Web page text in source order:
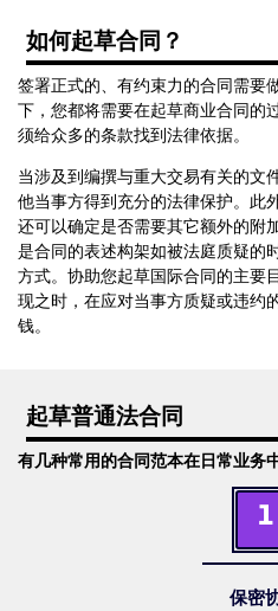
如何起草合同？
签署正式的、有约束力的合同需要
下，您都将需要在起草商业合同的
须给众多的条款找到法律依据。
当涉及到编撰与重大交易有关的文
他当事方得到充分的法律保护。此
还可以确定是否需要其它额外的附
是合同的表述构架如被法庭质疑的
方式。协助您起草国际合同的主要
现之时，在应对当事方质疑或违约
钱。
起草普通法合同
有几种常用的合同范本在日常业务
1
保密